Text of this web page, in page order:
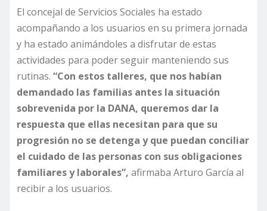
El concejal de Servicios Sociales ha estado
acompañando a los usuarios en su primera jornada
y ha estado animándoles a disfrutar de estas
actividades para poder seguir manteniendo sus
rutinas. “Con estos talleres, que nos habían
demandado las familias antes la situación
sobrevenida por la DANA, queremos dar la
respuesta que ellas necesitan para que su
progresión no se detenga y que puedan conciliar
el cuidado de las personas con sus obligaciones
familiares y laborales”, afirmaba Arturo García al
recibir a los usuarios.